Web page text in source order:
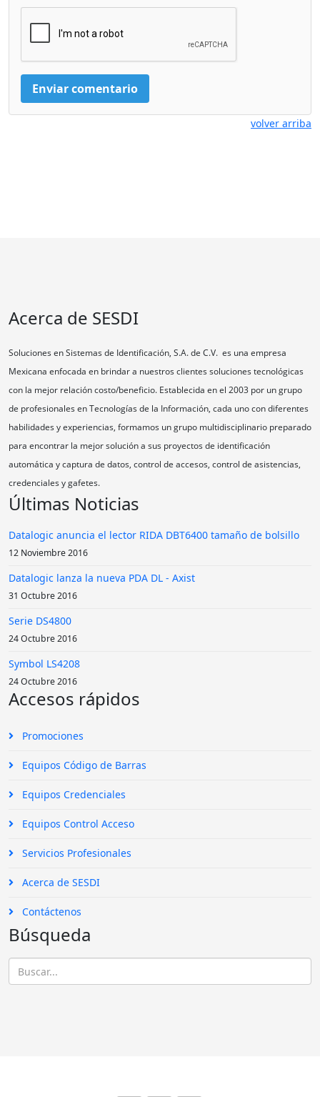
volver arriba
Acerca de SESDI
Soluciones en Sistemas de Identificación, S.A. de C.V. es una empresa
Mexicana enfocada en brindar a nuestros clientes soluciones tecnológicas
con la mejor relación costo/beneficio. Establecida en el 2003 por un grupo
de profesionales en Tecnologías de la Información, cada uno con diferentes
habilidades y experiencias, formamos un grupo multidisciplinario preparado
para encontrar la mejor solución a sus proyectos de identificación
automática y captura de datos, control de accesos, control de asistencias,
credenciales y gafetes.
Últimas Noticias
Datalogic anuncia el lector RIDA DBT6400 tamaño de bolsillo
12 Noviembre 2016
Datalogic lanza la nueva PDA DL - Axist
31 Octubre 2016
Serie DS4800
24 Octubre 2016
Symbol LS4208
24 Octubre 2016
Accesos rápidos
Promociones
Equipos Código de Barras
Equipos Credenciales
Equipos Control Acceso
Servicios Profesionales
Acerca de SESDI
Contáctenos
Búsqueda